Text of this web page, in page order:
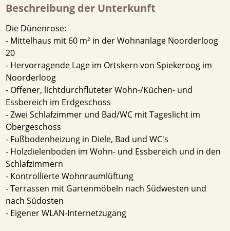
Beschreibung der Unterkunft
Die Dünenrose:
- Mittelhaus mit 60 m² in der Wohnanlage Noorderloog
20
- Hervorragende Lage im Ortskern von Spiekeroog im
Noorderloog
- Offener, lichtdurchfluteter Wohn-/Küchen- und
Essbereich im Erdgeschoss
- Zwei Schlafzimmer und Bad/WC mit Tageslicht im
Obergeschoss
- Fußbodenheizung in Diele, Bad und WC's
- Holzdielenboden im Wohn- und Essbereich und in den
Schlafzimmern
- Kontrollierte Wohnraumlüftung
- Terrassen mit Gartenmöbeln nach Südwesten und
nach Südosten
- Eigener WLAN-Internetzugang